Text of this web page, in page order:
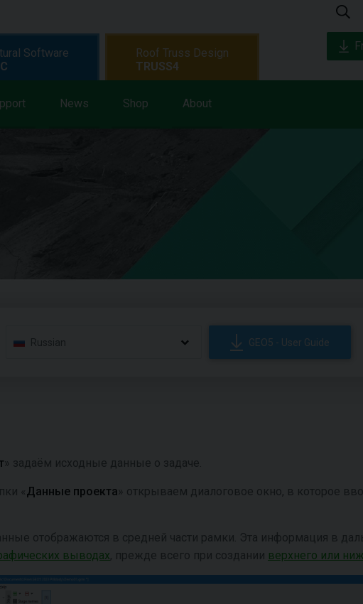
News Shop About
Software
Roof Truss Design
TRUSS4
Russian GEO5 - User Guide
» задаём исходные данные о задаче.
« Данные проекта » открываем диалоговое окно, в которое
отображаются в средней части рамки. Эта информация в
выводах, прежде всего при создании верхнего или